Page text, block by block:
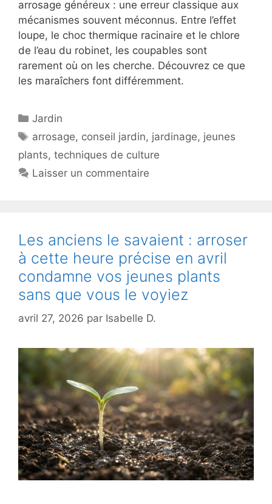
arrosage généreux : une erreur classique aux
mécanismes souvent méconnus. Entre l’effet
loupe, le choc thermique racinaire et le chlore
de l’eau du robinet, les coupables sont
rarement où on les cherche. Découvrez ce que
les maraîchers font différemment.
Catégories
Jardin
Étiquettes
arrosage, conseil jardin, jardinage, jeunes
plants, techniques de culture
Laisser un commentaire
Les anciens le savaient : arroser
à cette heure précise en avril
condamne vos jeunes plants
sans que vous le voyiez
avril 27, 2026 par Isabelle D.